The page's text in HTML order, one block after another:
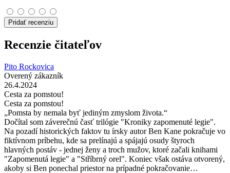
Pridať recenziu
Recenzie čitateľov
Pito Rockovica
Overený zákazník
26.4.2024
Cesta za pomstou!
Cesta za pomstou!
„Pomsta by nemala byť jediným zmyslom života.“
Dočítal som záverečnú časť trilógie "Kroniky zapomenuté legie".
Na pozadí historických faktov tu írsky autor Ben Kane pokračuje vo
fiktívnom príbehu, kde sa prelínajú a spájajú osudy štyroch
hlavných postáv - jednej ženy a troch mužov, ktoré začali knihami
"Zapomenutá legie" a "Stříbrný orel". Koniec však ostáva otvorený,
akoby si Ben ponechal priestor na prípadné pokračovanie…